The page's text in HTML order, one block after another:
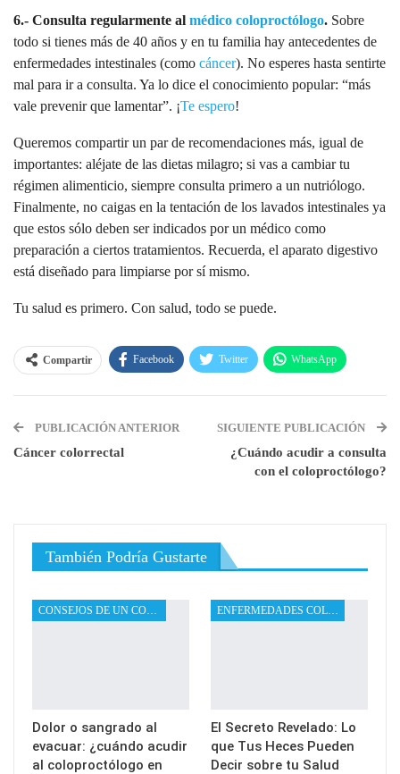
6.- Consulta regularmente al médico coloproctólogo. Sobre
todo si tienes más de 40 años y en tu familia hay antecedentes de
enfermedades intestinales (como cáncer). No esperes hasta sentirte
mal para ir a consulta. Ya lo dice el conocimiento popular: “más
vale prevenir que lamentar”. ¡Te espero!
Queremos compartir un par de recomendaciones más, igual de
importantes: aléjate de las dietas milagro; si vas a cambiar tu
régimen alimenticio, siempre consulta primero a un nutriólogo.
Finalmente, no caigas en la tentación de los lavados intestinales ya
que estos sólo deben ser indicados por un médico como
preparación a ciertos tratamientos. Recuerda, el aparato digestivo
está diseñado para limpiarse por sí mismo.
Tu salud es primero. Con salud, todo se puede.
Compartir Facebook Twitter WhatsApp
PUBLICACIÓN ANTERIOR
Cáncer colorrectal
SIGUIENTE PUBLICACIÓN
¿Cuándo acudir a consulta
con el coloproctólogo?
También Podría Gustarte
Dolor o sangrado al
evacuar: ¿cuándo acudir
al coloproctólogo en
El Secreto Revelado: Lo
que Tus Heces Pueden
Decir sobre tu Salud